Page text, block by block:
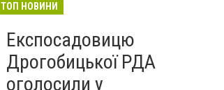
ТОП НОВИНИ
Експосадовицю
Дрогобицької РДА
оголосили у